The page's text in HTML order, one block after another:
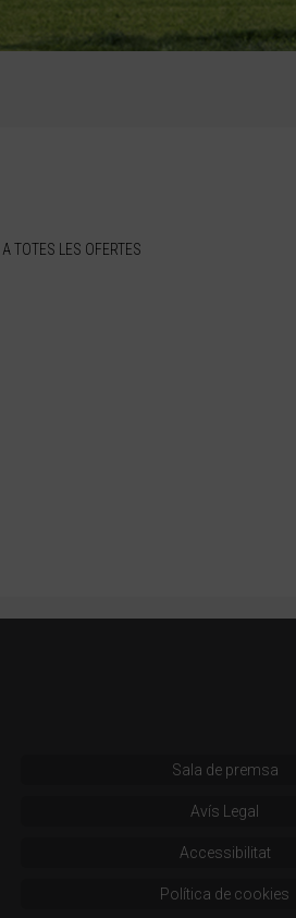
TOTES LES OFERTES
Sala de premsa
Avís Legal
Accessibilitat
Política de cookies